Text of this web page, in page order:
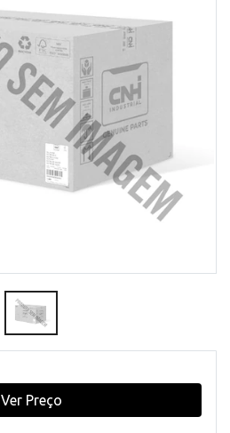
Ver Preço